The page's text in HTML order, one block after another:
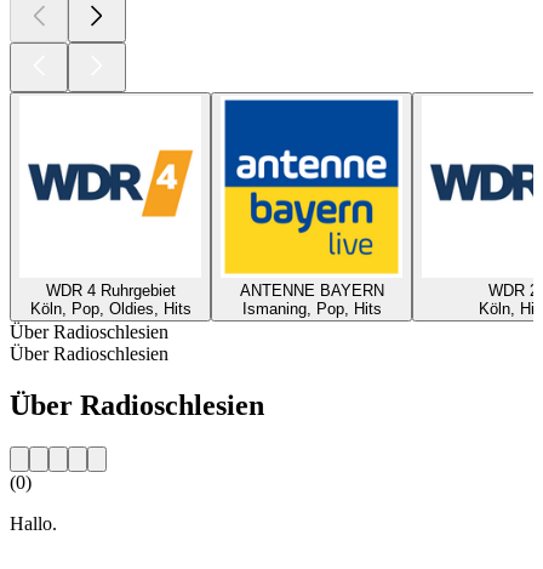
WDR 4 Ruhrgebiet
Köln, Pop, Oldies, Hits
ANTENNE BAYERN
Ismaning, Pop, Hits
WDR 2
Köln,
Über Radioschlesien
Über Radioschlesien
Über Radioschlesien
(0)
Hallo.